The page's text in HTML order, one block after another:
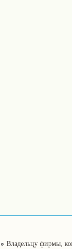
Владельцу фирмы,